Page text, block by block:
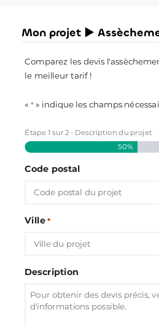
Mon projet ►
Comparez les devis
le meilleur tarif !
«* » indique les champs
Étape1 sur2 - Description du projet
50%
Code postal
Ville *
Description